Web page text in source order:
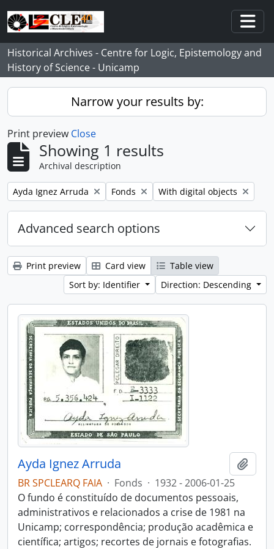
Skip to main content
Historical Archives - Centre for Logic, Epistemology and
History of Science - Unicamp
Narrow your results by:
Print preview Close
Showing 1 results
Archival description
Remove filter:
Ayda Ignez Arruda Remove filter:
Fonds Remove filter:
With digital objects
Advanced search options
Print preview Card view
Table view
Sort by: Identifier
Direction: Descending
Ayda Ignez Arruda
BR SPCLEARQ FAIA · Fonds · 1932 - 2006-01-25
O fundo é constituído de documentos pessoais,
administrativos e relacionados a crise de 1981 na
Unicamp; correspondência; produção acadêmica e
científica; artigos; recortes de jornais e fotografias.